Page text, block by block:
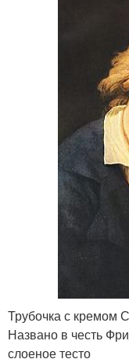
Трубочка с кремом
Названо в честь
слоеное тесто